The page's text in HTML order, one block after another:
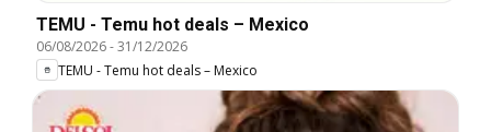
TEMU - Temu hot deals – Mexico
06/08/2026-31/12/2026
TEMU - Temu hot deals – Mexico